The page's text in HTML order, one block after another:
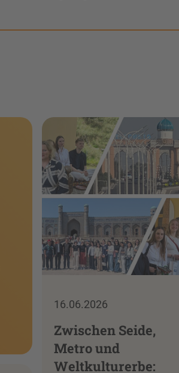
16.06.2026
Zwischen Seide,
Metro und
Weltkulturerbe: